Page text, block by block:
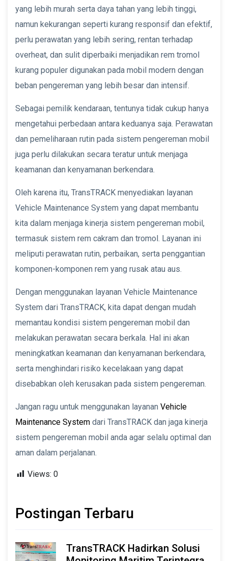
yang lebih murah serta daya tahan yang lebih tinggi,
namun kekurangan seperti kurang responsif dan efektif,
perlu perawatan yang lebih sering, rentan terhadap
overheat, dan sulit diperbaiki menjadikan rem tromol
kurang populer digunakan pada mobil modern dengan
beban pengereman yang lebih besar dan intensif.
Sebagai pemilik kendaraan, tentunya tidak cukup hanya
mengetahui perbedaan antara keduanya saja. Perawatan
dan pemeliharaan rutin pada sistem pengereman mobil
juga perlu dilakukan secara teratur untuk menjaga
keamanan dan kenyamanan berkendara.
Oleh karena itu, TransTRACK menyediakan layanan
Vehicle Maintenance System yang dapat membantu
kita dalam menjaga kinerja sistem pengereman mobil,
termasuk sistem rem cakram dan tromol. Layanan ini
meliputi perawatan rutin, perbaikan, serta penggantian
komponen-komponen rem yang rusak atau aus.
Dengan menggunakan layanan Vehicle Maintenance
System dari TransTRACK, kita dapat dengan mudah
memantau kondisi sistem pengereman mobil dan
melakukan perawatan secara berkala. Hal ini akan
meningkatkan keamanan dan kenyamanan berkendara,
serta menghindari risiko kecelakaan yang dapat
disebabkan oleh kerusakan pada sistem pengereman.
Jangan ragu untuk menggunakan layanan Vehicle
Maintenance System dari TransTRACK dan jaga kinerja
sistem pengereman mobil anda agar selalu optimal dan
aman dalam perjalanan.
Views: 0
Postingan Terbaru
TransTRACK Hadirkan Solusi